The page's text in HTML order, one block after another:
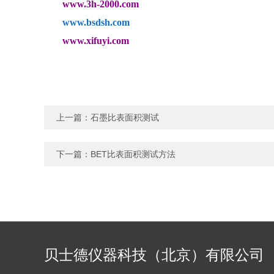
www.3h-2000.com
www.bsdsh.com
www.xifuyi.com
上一篇： 石墨比表面积测试
下一篇： BET比表面积测试方法
贝士德仪器科技（北京）有限公司